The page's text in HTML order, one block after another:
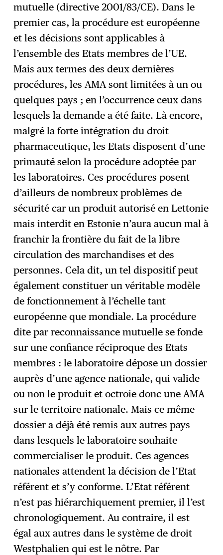
mutuelle (directive 2001/83/CE). Dans le
premier cas, la procédure est européenne
et les décisions sont applicables à
l’ensemble des Etats membres de l’UE.
Mais aux termes des deux dernières
procédures, les AMA sont limitées à un ou
quelques pays ; en l’occurrence ceux dans
lesquels la demande a été faite. Là encore,
malgré la forte intégration du droit
pharmaceutique, les Etats disposent d’une
primauté selon la procédure adoptée par
les laboratoires. Ces procédures posent
d’ailleurs de nombreux problèmes de
sécurité car un produit autorisé en Lettonie
mais interdit en Estonie n’aura aucun mal à
franchir la frontière du fait de la libre
circulation des marchandises et des
personnes. Cela dit, un tel dispositif peut
également constituer un véritable modèle
de fonctionnement à l’échelle tant
européenne que mondiale. La procédure
dite par reconnaissance mutuelle se fonde
sur une confiance réciproque des Etats
membres : le laboratoire dépose un dossier
auprès d’une agence nationale, qui valide
ou non le produit et octroie donc une AMA
sur le territoire nationale. Mais ce même
dossier a déjà été remis aux autres pays
dans lesquels le laboratoire souhaite
commercialiser le produit. Ces agences
nationales attendent la décision de l’Etat
référent et s’y conforme. L’Etat référent
n’est pas hiérarchiquement premier, il l’est
chronologiquement. Au contraire, il est
égal aux autres dans le système de droit
Westphalien qui est le nôtre. Par